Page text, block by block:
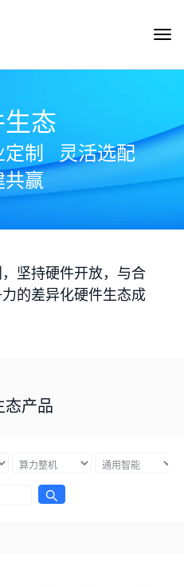
态
制
灵活选配
赢
坚持硬件开放，与合
的差异化硬件生态成
态产品